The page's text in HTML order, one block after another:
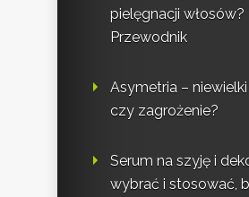
pielęgnacji włosów?
Przewodnik
Asymetria –
czy zagrożenie?
Serum na szyję i
wybrać i stosować,